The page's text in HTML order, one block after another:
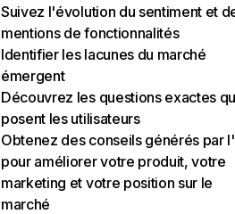
Suivez l'évolution du sentiment et
mentions de fonctionnalités
Identifier les lacunes du marché
émergent
Découvrez les questions exactes
posent les utilisateurs
Obtenez des conseils générés par
pour améliorer votre produit, votre
marketing et votre position sur le
marché